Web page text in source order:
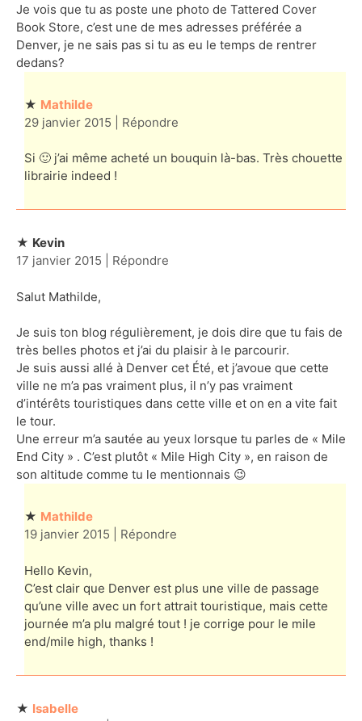
Je vois que tu as poste une photo de Tattered Cover
Book Store, c’est une de mes adresses préférée a
Denver, je ne sais pas si tu as eu le temps de rentrer
dedans?
Mathilde
29 janvier 2015
Répondre
Si 🙂 j’ai même acheté un bouquin là-bas. Très chouette
librairie indeed !
Kevin
17 janvier 2015
Répondre
Salut Mathilde,
Je suis ton blog régulièrement, je dois dire que tu fais de
très belles photos et j’ai du plaisir à le parcourir.
Je suis aussi allé à Denver cet Été, et j’avoue que cette
ville ne m’a pas vraiment plus, il n’y pas vraiment
d’intérêts touristiques dans cette ville et on en a vite fait
le tour.
Une erreur m’a sautée au yeux lorsque tu parles de « Mile
End City » . C’est plutôt « Mile High City », en raison de
son altitude comme tu le mentionnais 😉
Mathilde
19 janvier 2015
Répondre
Hello Kevin,
C’est clair que Denver est plus une ville de passage
qu’une ville avec un fort attrait touristique, mais cette
journée m’a plu malgré tout ! je corrige pour le mile
end/mile high, thanks !
Isabelle